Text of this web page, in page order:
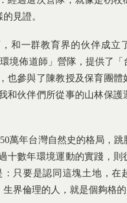
見證。
和一群教育界的伙伴成立
境佈道師」營隊，提供了「
也參與了陳教授及保育團體
和伙伴們所從事的山林保護
萬年台灣自然史的格局，跳
十數年環境運動的實踐，則
只要是認同這塊土地，在
界倫理的人，就是個夠格的